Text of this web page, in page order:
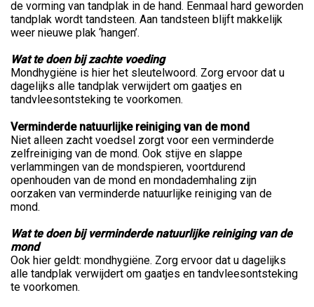
de vorming van tandplak in de hand. Eenmaal hard geworden
tandplak wordt tandsteen. Aan tandsteen blijft makkelijk
weer nieuwe plak ‘hangen’.
Wat te doen bij zachte voeding
Mondhygiëne is hier het sleutelwoord. Zorg ervoor dat u
dagelijks alle tandplak verwijdert om gaatjes en
tandvleesontsteking te voorkomen.
Verminderde natuurlijke reiniging van de mond
Niet alleen zacht voedsel zorgt voor een verminderde
zelfreiniging van de mond. Ook stijve en slappe
verlammingen van de mondspieren, voortdurend
openhouden van de mond en mondademhaling zijn
oorzaken van verminderde natuurlijke reiniging van de
mond.
Wat te doen bij verminderde natuurlijke reiniging van de
mond
Ook hier geldt: mondhygiëne. Zorg ervoor dat u dagelijks
alle tandplak verwijdert om gaatjes en tandvleesontsteking
te voorkomen.